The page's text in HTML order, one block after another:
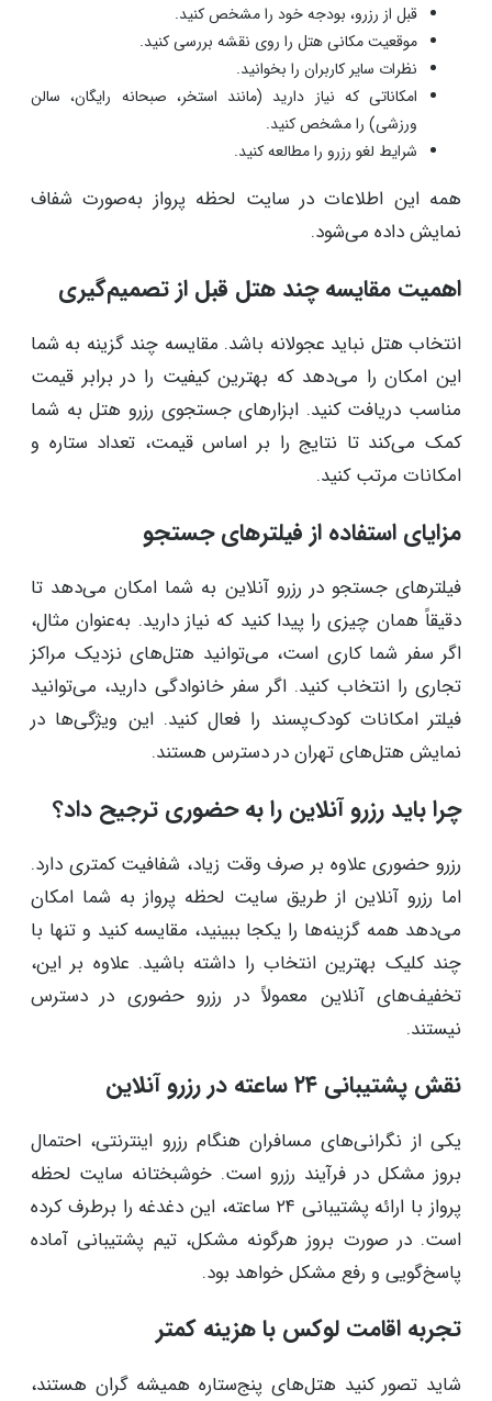
قبل از رزرو، بودجه خود را مشخص کنید.
موقعیت مکانی هتل را روی نقشه بررسی کنید.
نظرات سایر کاربران را بخوانید.
امکاناتی که نیاز دارید (مانند استخر، صبحانه رایگان، سالن
ورزشی) را مشخص کنید.
شرایط لغو رزرو را مطالعه کنید.
همه این اطلاعات در سایت لحظه پرواز به‌صورت شفاف
نمایش داده می‌شود.
اهمیت مقایسه چند هتل قبل از تصمیم‌گیری
انتخاب هتل نباید عجولانه باشد. مقایسه چند گزینه به شما
این امکان را می‌دهد که بهترین کیفیت را در برابر قیمت
مناسب دریافت کنید. ابزارهای جستجوی رزرو هتل به شما
کمک می‌کند تا نتایج را بر اساس قیمت، تعداد ستاره و
امکانات مرتب کنید.
مزایای استفاده از فیلترهای جستجو
فیلترهای جستجو در رزرو آنلاین به شما امکان می‌دهد تا
دقیقاً همان چیزی را پیدا کنید که نیاز دارید. به‌عنوان مثال،
اگر سفر شما کاری است، می‌توانید هتل‌های نزدیک مراکز
تجاری را انتخاب کنید. اگر سفر خانوادگی دارید، می‌توانید
فیلتر امکانات کودک‌پسند را فعال کنید. این ویژگی‌ها در
نمایش هتل‌های تهران در دسترس هستند.
چرا باید رزرو آنلاین را به حضوری ترجیح داد؟
رزرو حضوری علاوه بر صرف وقت زیاد، شفافیت کمتری دارد.
اما رزرو آنلاین از طریق سایت لحظه پرواز به شما امکان
می‌دهد همه گزینه‌ها را یکجا ببینید، مقایسه کنید و تنها با
چند کلیک بهترین انتخاب را داشته باشید. علاوه بر این،
تخفیف‌های آنلاین معمولاً در رزرو حضوری در دسترس
نیستند.
نقش پشتیبانی ۲۴ ساعته در رزرو آنلاین
یکی از نگرانی‌های مسافران هنگام رزرو اینترنتی، احتمال
بروز مشکل در فرآیند رزرو است. خوشبختانه سایت لحظه
پرواز با ارائه پشتیبانی ۲۴ ساعته، این دغدغه را برطرف کرده
است. در صورت بروز هرگونه مشکل، تیم پشتیبانی آماده
پاسخ‌گویی و رفع مشکل خواهد بود.
تجربه اقامت لوکس با هزینه کمتر
شاید تصور کنید هتل‌های پنج‌ستاره همیشه گران هستند،